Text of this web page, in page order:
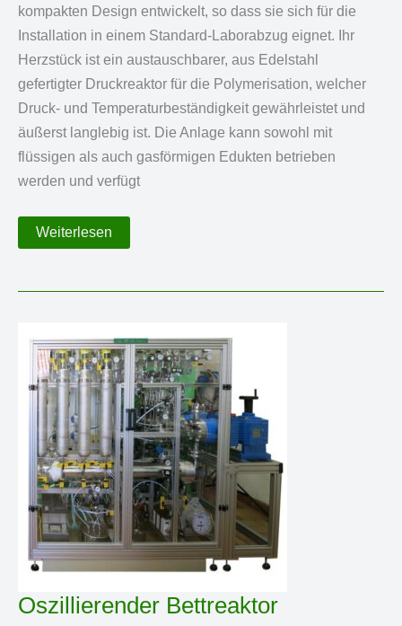
kompakten Design entwickelt, so dass sie sich für die
Installation in einem Standard-Laborabzug eignet. Ihr
Herzstück ist ein austauschbarer, aus Edelstahl
gefertigter Druckreaktor für die Polymerisation, welcher
Druck- und Temperaturbeständigkeit gewährleistet und
äußerst langlebig ist. Die Anlage kann sowohl mit
flüssigen als auch gasförmigen Edukten betrieben
werden und verfügt
Gerührter
Druckreaktor
Polymerisation
Weiterlesen
Oszillierender Bettreaktor